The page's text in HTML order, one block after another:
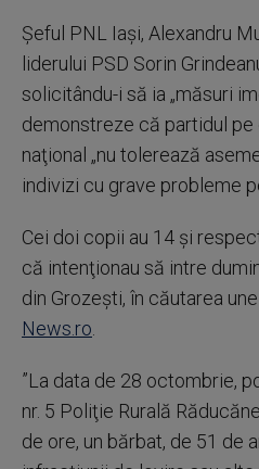
Şeful PNL Iaşi, Alexandru
liderului PSD Sorin
solicitându-i să ia „măsuri
demonstreze că partidul pe
naţional „nu tolerează
indivizi cu grave probleme
Cei doi copii au 14 şi
că intenţionau să intre
din Grozeşti, în căutarea
News.ro
”La data de 28 octombrie,
nr. 5 Poliţie Rurală
de ore, un bărbat, de 51 de